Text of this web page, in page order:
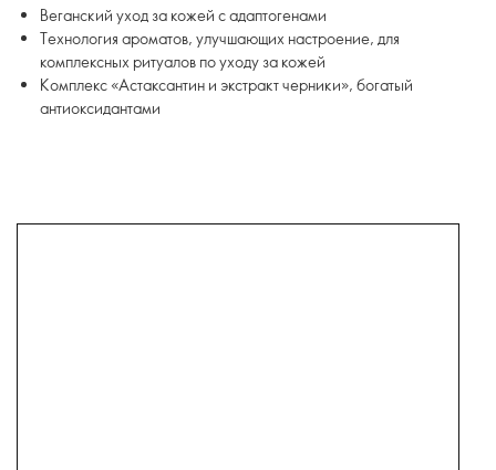
Веганский уход за кожей с адаптогенами
Технология ароматов, улучшающих настроение, для
комплексных ритуалов по уходу за кожей
Комплекс «Астаксантин и экстракт черники», богатый
антиоксидантами